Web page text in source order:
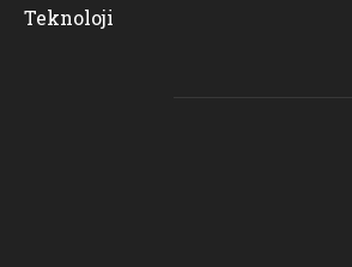
Teknoloji